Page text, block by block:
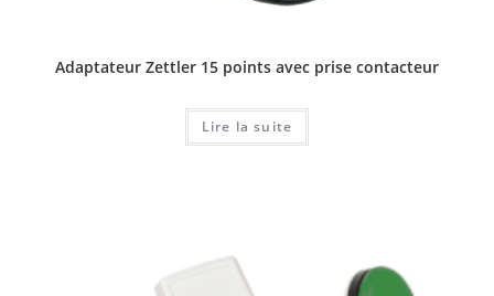
Adaptateur Zettler 15 points avec prise contacteur
Lire la suite